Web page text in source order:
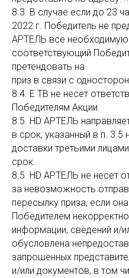
8.3. В случае если до 23
2022 г. Победитель не
АРТЕЛЬ все
соответствующий
претендовать на
приз в связи с
8.4. Е ТВ не несет
Победителям Акции.
8.5. HD АРТЕЛЬ
в срок, указанный в п.
доставки третьими
срок.
8.5. HD АРТЕЛЬ не несет
за невозможность
пересылку приза, если
Победителем
информации, сведений и/
обусловлена
запрошенных
и/или документов, в том